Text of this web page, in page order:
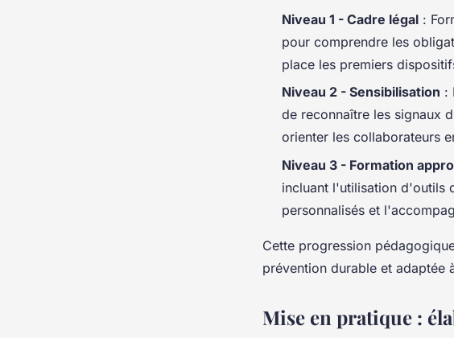
Niveau 1 - Cadre légal :
pour comprendre les
place les premiers
Niveau 2 - Sensibilisation :
de reconnaître les signaux
orienter les collaborateurs
Niveau 3 - Formation
incluant l'utilisation d'outils
personnalisés et
Cette progression
prévention durable et adaptée
Mise en pratique :